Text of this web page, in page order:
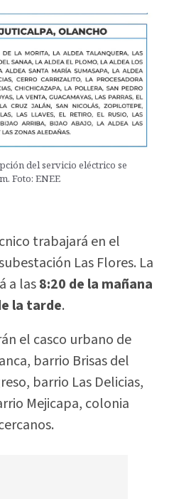
del servicio eléctrico se
Foto: ENEE
trabajará en el
Las Flores. La
a las8:20 de la mañana
la tarde.
el casco urbano de
barrio Brisas del
barrio Las Delicias,
Mejicapa, colonia